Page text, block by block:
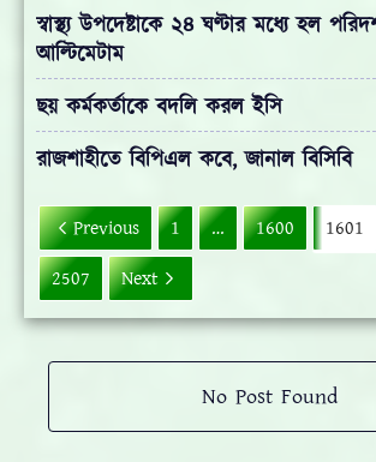
স্বাস্থ্য উপদেষ্টাকে ২৪ ঘণ্টার মধ্যে হল
আল্টিমেটাম
ছয় কর্মকর্তাকে বদলি করল ইসি
রাজশাহীতে বিপিএল কবে, জানাল বিসিবি
Previous 1 … 1600 1601
2507
Next
No Post Found